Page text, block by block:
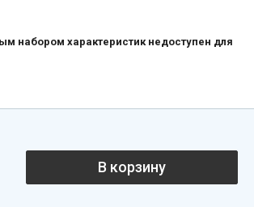
набором характеристик недоступен для
В корзину